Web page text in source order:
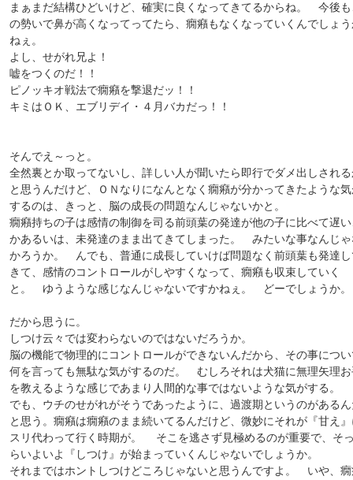
まぁまだ結構ひどいけど、確実に良くなってきてるからね。 今後
の勢いで鼻が高くなってってたら、癇癪もなくなっていくんでしょ
ねぇ。
よし、せがれ兄よ！
嘘をつくのだ！！
ピノッキオ戦法で癇癪を撃退だッ！！
キミはＯＫ、エブリデイ・４月バカだっ！！
そんでえ～っと。
全然裏とか取ってないし、詳しい人が聞いたら即行でダメ出しされ
と思うんだけど、ＯＮなりになんとなく癇癪が分かってきたような
するのは、きっと、脳の成長の問題なんじゃないかと。
癇癪持ちの子は感情の制御を司る前頭葉の発達が他の子に比べて遅
かあるいは、未発達のまま出てきてしまった。 みたいな事なんじ
かろうか。 んでも、普通に成長していけば問題なく前頭葉も発達
きて、感情のコントロールがしやすくなって、癇癪も収束していく
と。 ゆうような感じなんじゃないですかねぇ。 どーでしょうか。
だから思うに。
しつけ云々では変わらないのではないだろうか。
脳の機能で物理的にコントロールができないんだから、その事につ
何を言っても無駄な気がするのだ。 むしろそれは犬猫に無理矢理
を教えるような感じであまり人間的な事ではないような気がする。
でも、ウチのせがれがそうであったように、過渡期というのがある
と思う。癇癪は癇癪のまま続いてるんだけど、微妙にそれが『甘え
スリ代わって行く時期が。 そこを逃さず見極めるのが重要で、そ
らいよいよ『しつけ』が始まっていくんじゃないでしょうか。
それまではホントしつけどころじゃないと思うんですよ。 いや、